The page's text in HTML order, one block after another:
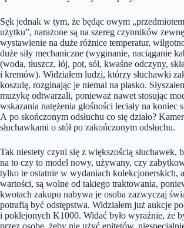
Sęk jednak w tym, że będąc owym
użytku”, narażone są na szereg czynników
wystawienie na duże różnice temperatur,
duże siły mechaniczne (wyginanie, naciąganie
(woda, tłuszcz, łój, pot, sól, kwaśne odczyny,
i kremów). Widziałem ludzi, którzy słuchawki
koszulę, rozginając je niemal na płasko.
muzykę odtwarzali, ponieważ nawet stosując
wskazania natężenia głośności leciały na koniec
A po skończonym odsłuchu co się działo?
słuchawkami o stół po zakończonym odsłuchu.
Tak niestety czyni się z większością słuchawek,
na to czy to model nowy, używany, czy
tylko te ostatnie w wydaniach kolekcjonerskich,
wartości, są wolne od takiego traktowania,
kwotach zakupu nabywa je osoba zazwyczaj
potrafią być odstępstwa. Widziałem już aukcje
i poklejonych K1000. Widać było wyraźnie, że
przez osobę, żeby nie użyć epitetów,